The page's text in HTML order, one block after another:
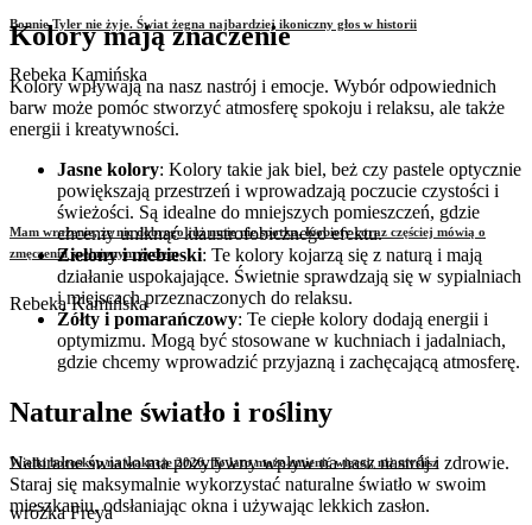
Bonnie Tyler nie żyje. Świat żegna najbardziej ikoniczny głos w historii
Rebeka Kamińska
Mam wrażenie, że nic dobrego już mnie nie spotka. Kobiety coraz częściej mówią o
zmęczeniu spełnionym życiem
Rebeka Kamińska
Wielki horoskop na wakacje 2026. To lato może zmienić więcej, niż myślisz
wróżka Freya
Kolory mają znaczenie
Kolory wpływają na nasz nastrój i emocje. Wybór odpowiednich
barw może pomóc stworzyć atmosferę spokoju i relaksu, ale także
energii i kreatywności.
Jasne kolory: Kolory takie jak biel, beż czy pastele optycznie
powiększają przestrzeń i wprowadzają poczucie czystości i
świeżości. Są idealne do mniejszych pomieszczeń, gdzie
chcemy uniknąć klaustrofobicznego efektu.
Zielony i niebieski: Te kolory kojarzą się z naturą i mają
działanie uspokajające. Świetnie sprawdzają się w sypialniach
i miejscach przeznaczonych do relaksu.
Żółty i pomarańczowy: Te ciepłe kolory dodają energii i
optymizmu. Mogą być stosowane w kuchniach i jadalniach,
gdzie chcemy wprowadzić przyjazną i zachęcającą atmosferę.
Naturalne światło i rośliny
Naturalne światło ma pozytywny wpływ na nasz nastrój i zdrowie.
Staraj się maksymalnie wykorzystać naturalne światło w swoim
mieszkaniu, odsłaniając okna i używając lekkich zasłon.